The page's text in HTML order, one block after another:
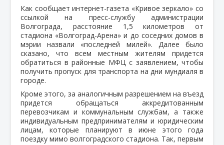
Как сообщает интернет-газета «Кривое зеркало» со
ссылкой на пресс-службу администрации
Волгограда, расстояние 1,5 километров от
стадиона «Волгоград-Арена» и до соседних домов в
мэрии назвали «последней милей». Далее было
сказано, что всем местным жителям придется
обратиться в районные МФЦ с заявлением, чтобы
получить пропуск для транспорта на дни мундиаля в
городе.
Кроме этого, за аналогичным разрешением на въезд
придется обращаться аккредитованным
перевозчикам и коммунальным службам, а также
индивидуальным предпринимателям и юридическим
лицам, которые планируют в июне этого года
поездку мимо волгоградского стадиона. Так, первым